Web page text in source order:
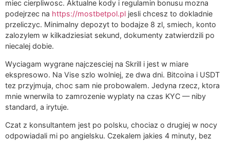
miec cierpliwosc. Aktualne kody i regulamin bonusu mozna
podejrzec na https://mostbetpol.pl jesli chcesz to dokladnie
przeliczyc. Minimalny depozyt to bodajze 8 zl, smiech, konto
zalozylem w kilkadziesiat sekund, dokumenty zatwierdzili po
niecalej dobie.
Wyciagam wygrane najczesciej na Skrill i jest w miare
ekspresowo. Na Vise szlo wolniej, ze dwa dni. Bitcoina i USDT
tez przyjmuja, choc sam nie probowalem. Jedyna rzecz, ktora
mnie wnerwila to zamrozenie wyplaty na czas KYC — niby
standard, a irytuje.
Czat z konsultantem jest po polsku, chociaz o drugiej w nocy
odpowiadali mi po angielsku. Czekalem jakies 4 minuty, bez